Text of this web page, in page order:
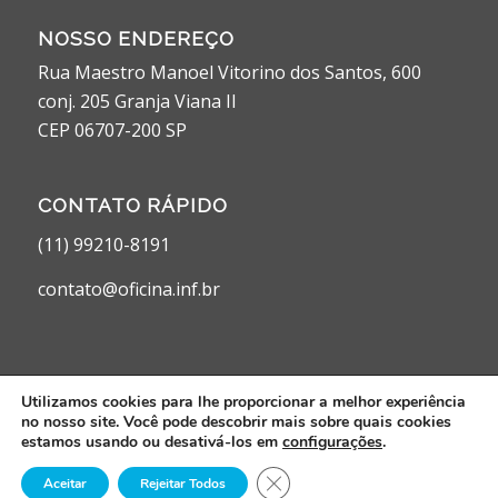
NOSSO ENDEREÇO
Rua Maestro Manoel Vitorino dos Santos, 600
conj. 205 Granja Viana II
CEP 06707-200 SP
CONTATO RÁPIDO
(11) 99210-8191
contato@oficina.inf.br
© 2024. Oficina da Comunicação Integrada. Desenvolvido por
Digital VMW
Utilizamos cookies para lhe proporcionar a melhor experiência
no nosso site. Você pode descobrir mais sobre quais cookies
estamos usando ou desativá-los em configurações.
Aceitar Rejeitar Todos Close GDPR Cookie Banner